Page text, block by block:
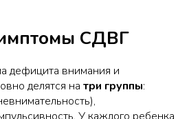
СДВГ
дефицита внимания и
делятся на три группы: